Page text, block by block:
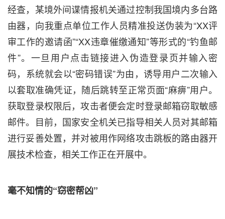
经查，某境外间谍情报机关通过控制我国境内多台路
由器，向我重点单位工作人员精准投送伪装为“XX评
审工作的邀请函”“XX违章催缴通知”等形式的“钓鱼邮
件”。一旦用户点击链接进入伪造登录页并输入密
码，系统就会以“密码错误”为由，诱导用户二次输入
以套取准确凭证，随后跳转至正常页面“麻痹”用户。
获取登录权限后，攻击者便会定时登录邮箱窃取敏感
邮件。目前，国家安全机关已指导相关人员对其邮箱
进行妥善处置，并对被用作网络攻击跳板的路由器开
展技术检查，相关工作正在开展中。
毫不知情的“窃密帮凶”